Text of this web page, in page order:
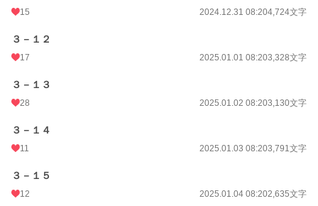
15 2024.12.31 08:204,724文字
３－１２
17 2025.01.01 08:203,328文字
３－１３
28 2025.01.02 08:203,130文字
３－１４
11 2025.01.03 08:203,791文字
３－１５
12 2025.01.04 08:202,635文字